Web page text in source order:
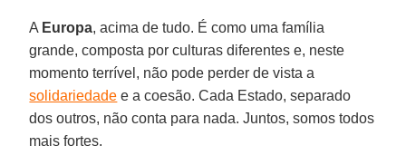
A Europa, acima de tudo. É como uma família
grande, composta por culturas diferentes e, neste
momento terrível, não pode perder de vista a
solidariedade e a coesão. Cada Estado, separado
dos outros, não conta para nada. Juntos, somos todos
mais fortes.